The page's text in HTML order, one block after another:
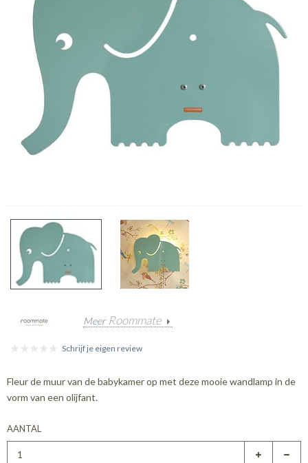
Meer Roommate
Schrijf je eigen review
Fleur de muur van de babykamer op met deze mooie wandlamp in de
vorm van een olijfant.
AANTAL